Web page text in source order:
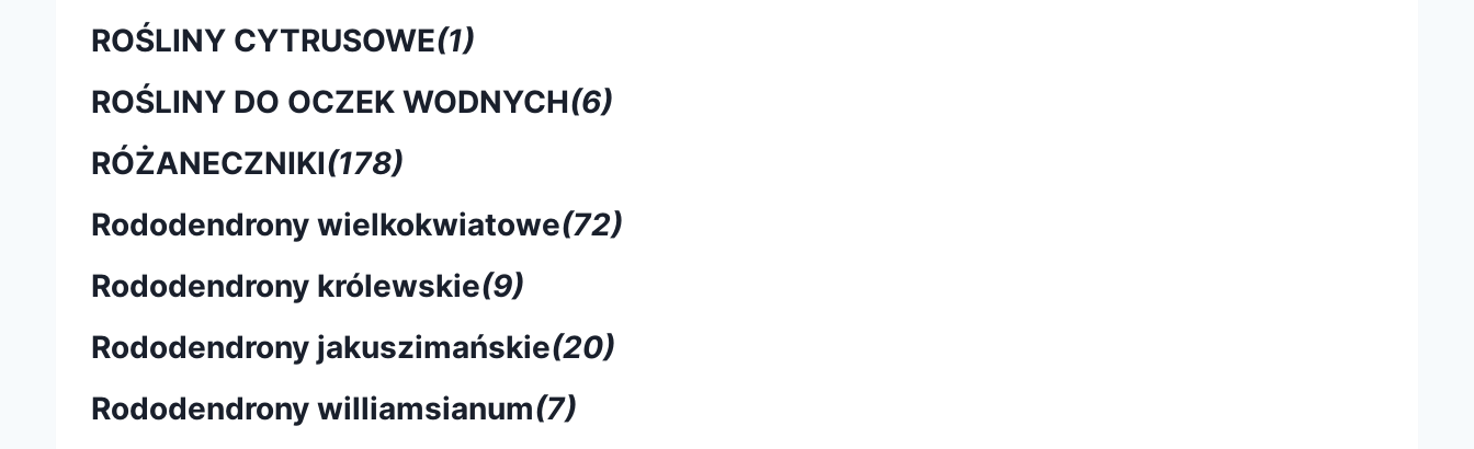
ROŚLINY CYTRUSOWE(1)
ROŚLINY DO OCZEK WODNYCH(6)
RÓŻANECZNIKI(178)
Rododendrony wielkokwiatowe(72)
Rododendrony królewskie(9)
Rododendrony jakuszimańskie(20)
Rododendrony williamsianum(7)